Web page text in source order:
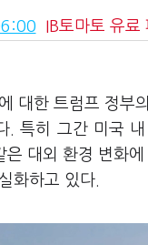
IB토마토 유료
대한 트럼프 정부
. 특히 그간 미국
대외 환경 변화
화하고 있다.